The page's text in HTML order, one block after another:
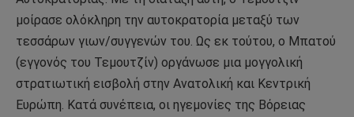
μοίρασε ολόκληρη την αυτοκρατορία μεταξύ των
τεσσάρων γιων/συγγενών του. Ως εκ τούτου, ο Μπατού
(εγγονός του Τεμουτζίν) οργάνωσε μια μογγολική
στρατιωτική εισβολή στην Ανατολική και Κεντρική
Ευρώπη. Κατά συνέπεια, οι ηγεμονίες της Βόρειας